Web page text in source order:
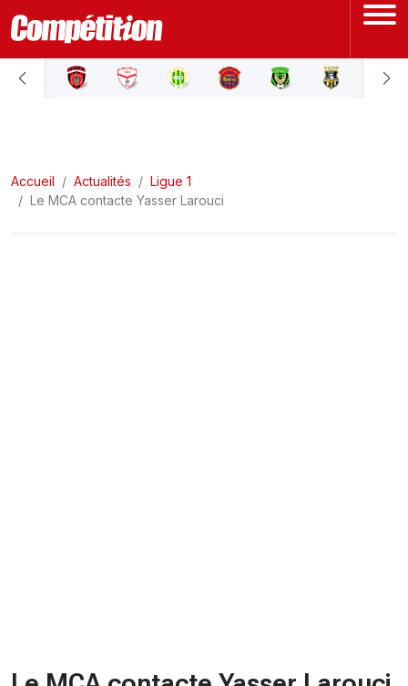
ACCUEIL
LIGUE 2
Accueil Actualités
Ligue 1
Le MCA contacte Yasser Larouci